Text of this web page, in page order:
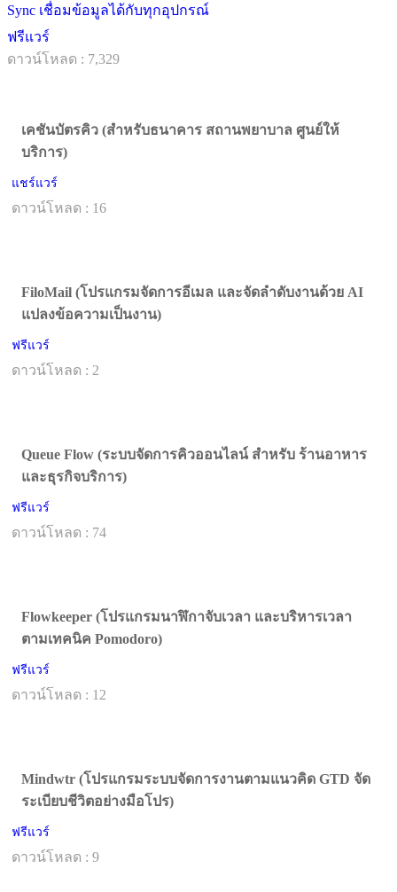
Sync เชื่อมข้อมูลได้กับทุกอุปกรณ์
ฟรีแวร์
ดาวน์โหลด : 7,329
เคชันบัตรคิว (สำหรับธนาคาร สถานพยาบาล ศูนย์ให้
บริการ)
แชร์แวร์
ดาวน์โหลด : 16
FiloMail (โปรแกรมจัดการอีเมล และจัดลำดับงานด้วย AI
แปลงข้อความเป็นงาน)
ฟรีแวร์
ดาวน์โหลด : 2
Queue Flow (ระบบจัดการคิวออนไลน์ สำหรับ ร้านอาหาร
และธุรกิจบริการ)
ฟรีแวร์
ดาวน์โหลด : 74
Flowkeeper (โปรแกรมนาฬิกาจับเวลา และบริหารเวลา
ตามเทคนิค Pomodoro)
ฟรีแวร์
ดาวน์โหลด : 12
Mindwtr (โปรแกรมระบบจัดการงานตามแนวคิด GTD จัด
ระเบียบชีวิตอย่างมือโปร)
ฟรีแวร์
ดาวน์โหลด : 9